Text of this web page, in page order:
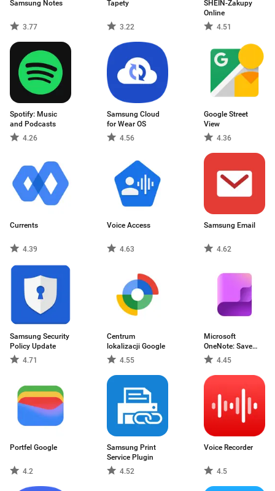
Samsung Notes
3.77
Tapety
3.22
SHEIN-Zakupy
Online
4.51
Spotify: Music
and Podcasts
4.26
Samsung Cloud
for Wear OS
4.56
Google Street
View
4.36
Currents
4.39
Voice Access
4.63
Samsung Email
4.62
Samsung Security
Policy Update
4.71
Centrum
lokalizacji Google
4.55
Microsoft
OneNote: Save
Notes4.45
Portfel Google
4.2
Samsung Print
Service Plugin
4.52
Voice Recorder
4.5